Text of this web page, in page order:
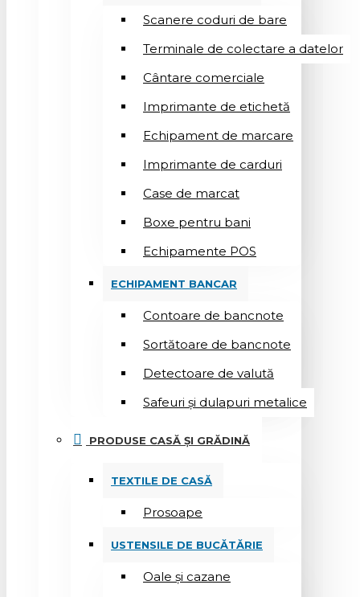
Scanere coduri de bare
Terminale de colectare a datelor
Cântare comerciale
Imprimante de etichetă
Echipament de marcare
Imprimante de carduri
Case de marcat
Boxe pentru bani
Echipamente POS
ECHIPAMENT BANCAR
Contoare de bancnote
Sortătoare de bancnote
Detectoare de valută
Safeuri și dulapuri metalice
PRODUSE CASĂ ȘI GRĂDINĂ
TEXTILE DE CASĂ
Prosoape
USTENSILE DE BUCĂTĂRIE
Oale și cazane